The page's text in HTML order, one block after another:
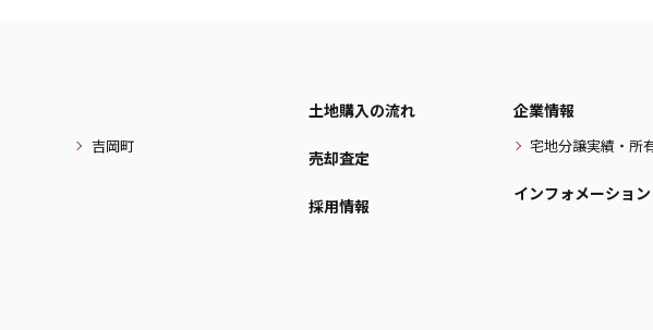
吉岡町
土地購入の流れ
売却査定
採用情報
企業情報
宅地分譲実績・所
インフォメーション